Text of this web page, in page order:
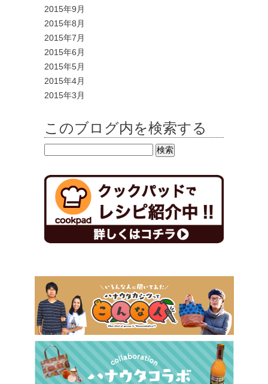
2015年9月
2015年8月
2015年7月
2015年6月
2015年5月
2015年4月
2015年3月
このブログ内を検索する